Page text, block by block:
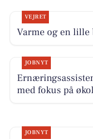
VEJRET
Varme og en lille
JOBNYT
med fokus på
JOBNYT